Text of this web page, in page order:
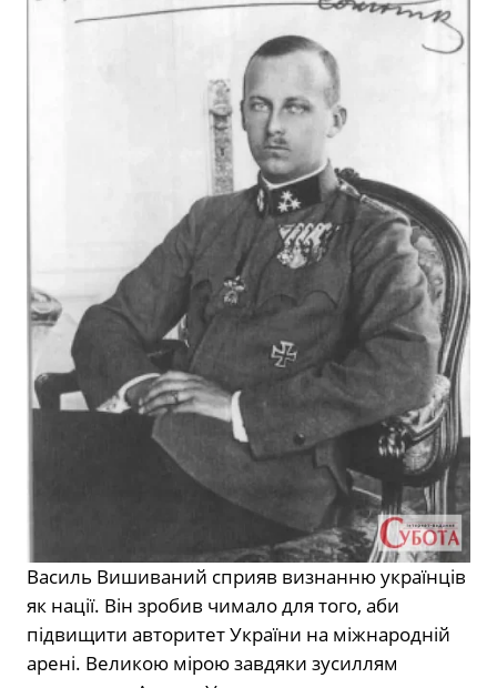
Василь Вишиваний сприяв визнанню українців
як нації. Він зробив чимало для того, аби
підвищити авторитет України на міжнародній
арені. Великою мірою завдяки зусиллям